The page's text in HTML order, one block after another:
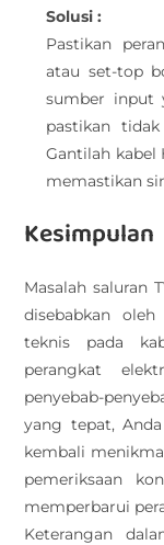
Solusi :
Pastikan
atau set-top
sumber input
pastikan
Gantilah kabel
memastikan
Kesimpulan
Masalah saluran
disebabkan
teknis pada
perangkat
penyebab-
yang tepat,
kembali
pemeriksaan
memperbarui
Keterangan